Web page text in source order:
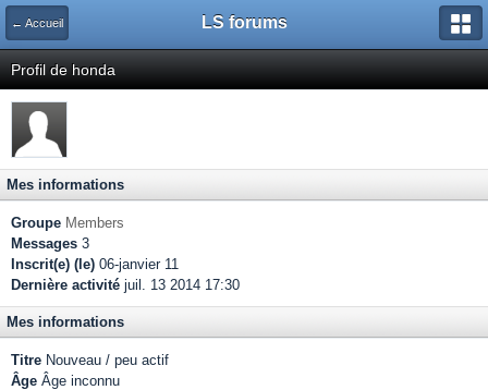
← Accueil LS forums
Profil de honda
Mes informations
Groupe Members
Messages 3
Inscrit(e) (le) 06-janvier 11
Dernière activité juil. 13 2014 17:30
Mes informations
Titre Nouveau / peu actif
Âge Âge inconnu